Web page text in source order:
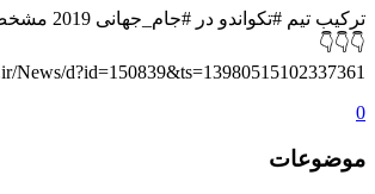
ترکیب تیم #تکواندو در #جام_جهانی 2019 مشخص شد
👇👇👇
News/d?id=150839&ts=13980515102337361
0
موضوعات